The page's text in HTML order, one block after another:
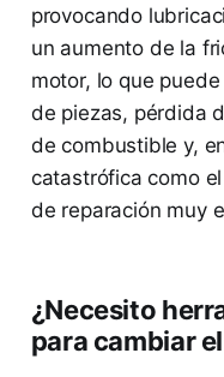
provocando
un aumento de la
motor, lo que
de piezas, pérdida
de combustible y,
catastrófica como
de reparación muy
¿Necesito
para cambiar